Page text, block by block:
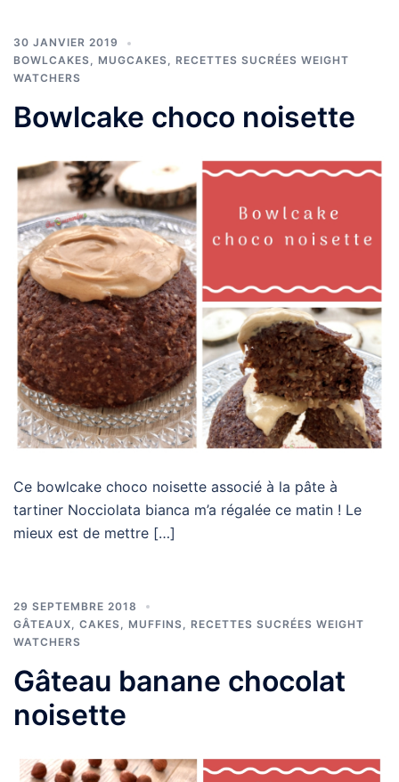
30 JANVIER 2019
BOWLCAKES, MUGCAKES, RECETTES SUCRÉES WEIGHT
WATCHERS
Bowlcake choco noisette
Ce bowlcake choco noisette associé à la pâte à
tartiner Nocciolata bianca m’a régalée ce matin ! Le
mieux est de mettre […]
29 SEPTEMBRE 2018
GÂTEAUX, CAKES, MUFFINS
RECETTES SUCRÉES WEIGHT
WATCHERS
Gâteau banane chocolat
noisette